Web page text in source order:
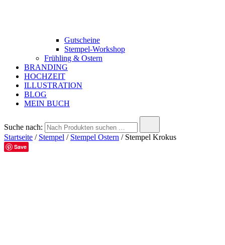
Gutscheine
Stempel-Workshop
Frühling & Ostern
BRANDING
HOCHZEIT
ILLUSTRATION
BLOG
MEIN BUCH
Suche nach:
Startseite / Stempel / Stempel Ostern / Stempel Krokus
Save